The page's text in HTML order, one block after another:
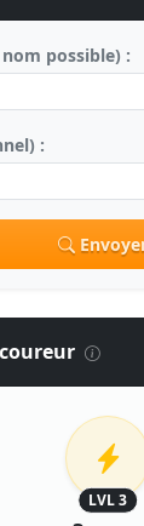
possible) :
:
LVL 3